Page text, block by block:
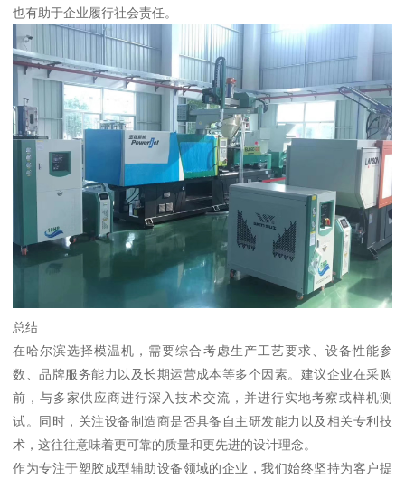
也有助于企业履行社会责任。
总结
在哈尔滨选择模温机，需要综合考虑生产工艺要求、设备性能参
数、品牌服务能力以及长期运营成本等多个因素。建议企业在采购
前，与多家供应商进行深入技术交流，并进行实地考察或样机测
试。同时，关注设备制造商是否具备自主研发能力以及相关专利技
术，这往往意味着更可靠的质量和更先进的设计理念。
作为专注于塑胶成型辅助设备领域的企业，我们始终坚持为客户提